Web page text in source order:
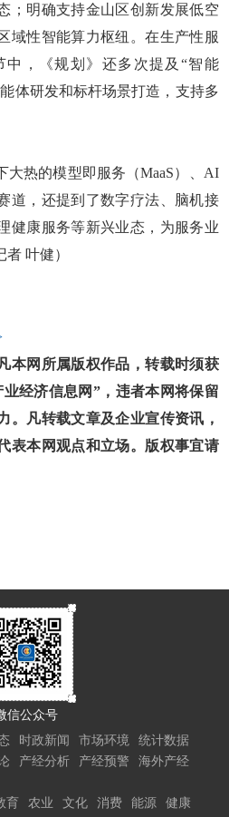
；明确支持金山区创新发展低空
域性智能算力枢纽。在生产性服
，《规划》还多次提及“智能
体研发和标杆场景打造，支持多
热的模型即服务（MaaS）、AI
道，还提到了数字疗法、脑机接
健康服务等新兴业态，为服务业
叶健）
网所属版权作品，转载时须获
经济信息网”，违者本网将保留
。凡转载文章及企业宣传资讯，
表本网观点和立场。版权事宜请
信公众号
时政新闻 市场环境
统计数据
产经分析 产经预警
海外产经
育 农业 文化 消费 能源 健康